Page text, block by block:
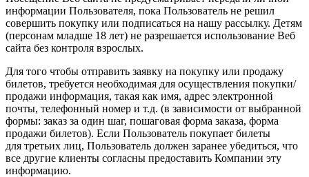
информации Пользователя, пока Пользователь не решил
совершить покупку или подписаться на нашу рассылку. Детям
(персонам младше 18 лет) не разрешается использование Веб
сайта без контроля взрослых.
Для того чтобы отправить заявку на покупку или продажу
билетов, требуется необходимая для осуществления покупки/
продажи информация, такая как имя, адрес электронной
почты, телефонный номер и т.д. (в зависимости от выбранной
формы: заказ за один шаг, пошаговая форма заказа, форма
продажи билетов). Если Пользователь покупает билеты
для третьих лиц, Пользователь должен заранее убедиться, что
все другие клиенты согласны предоставить Компании эту
информацию.